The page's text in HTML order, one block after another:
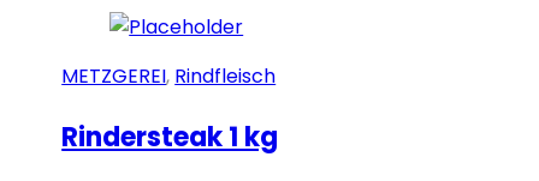
METZGEREI, Rindfleisch
Rindersteak 1 kg